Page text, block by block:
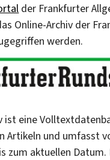
der Frankfurter
Online-Archiv der
werden.
ist eine
Artikeln und umfasst
zum aktuellen